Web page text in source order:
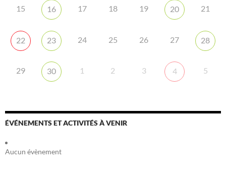
15 16 17 18 19 20 21
22 23 24 25 26 27 28
29 30 1 2 3 4 5
ÉVÉNEMENTS ET ACTIVITÉS À VENIR
Aucun évènement